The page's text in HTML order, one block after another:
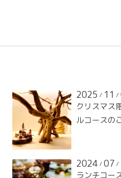
2025 / 11 /
クリスマス
ルコースの
2024/ 07 /
ランチコー